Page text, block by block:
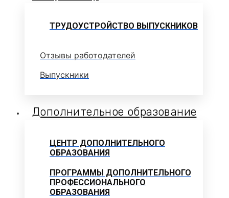
ТРУДОУСТРОЙСТВО ВЫПУСКНИКОВ
Отзывы работодателей
Выпускники
Дополнительное образование
ЦЕНТР ДОПОЛНИТЕЛЬНОГО
ОБРАЗОВАНИЯ
ПРОГРАММЫ ДОПОЛНИТЕЛЬНОГО
ПРОФЕССИОНАЛЬНОГО
ОБРАЗОВАНИЯ